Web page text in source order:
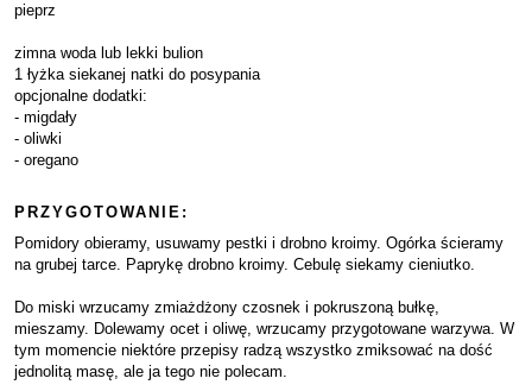
pieprz
zimna woda lub lekki bulion
1 łyżka siekanej natki do posypania
opcjonalne dodatki:
- migdały
- oliwki
- oregano
PRZYGOTOWANIE:
Pomidory obieramy, usuwamy pestki i drobno kroimy. Ogórka ścieramy
na grubej tarce. Paprykę drobno kroimy. Cebulę siekamy cieniutko.
Do miski wrzucamy zmiażdżony czosnek i pokruszoną bułkę,
mieszamy. Dolewamy ocet i oliwę, wrzucamy przygotowane warzywa. W
tym momencie niektóre przepisy radzą wszystko zmiksować na dość
jednolitą masę, ale ja tego nie polecam.